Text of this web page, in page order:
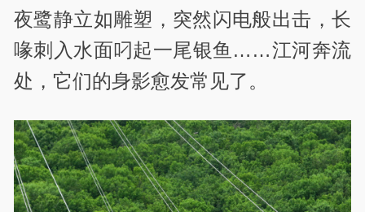
夜鹭静立如雕塑，突然闪电般出击，长
喙刺入水面叼起一尾银鱼……江河奔流
处，它们的身影愈发常见了。